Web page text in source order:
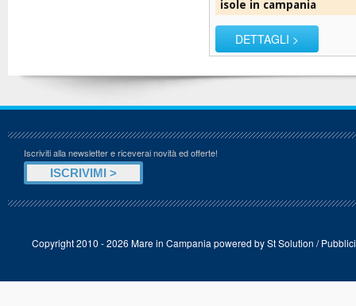
isole in campania
DETTAGLI >
Iscriviti alla newsletter e riceverai novità ed offerte!
Copyright 2010 - 2026 Mare in Campania powered bySt Solution /